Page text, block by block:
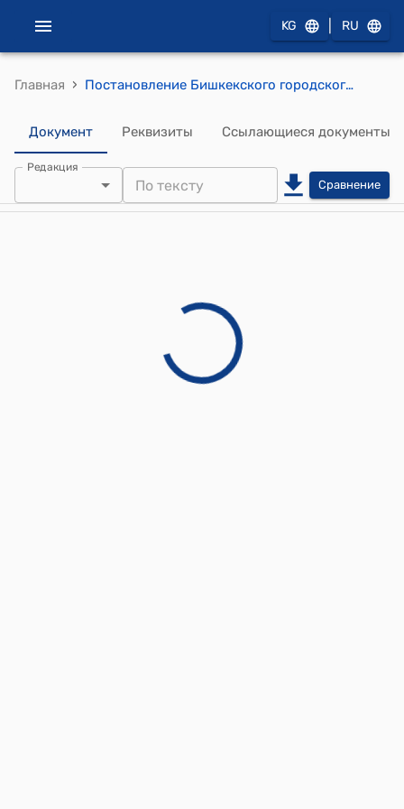
KG RU
Главная › Постановление Бишкекского городского кенеша от 27 марта 2025 года № 17 "О внесении изменений и дополнений в приложение постановления Бишкекского городского кенеша "Об утверждении составов постоянных комиссий Бишкекского городского кенеша XXIX созыва" от 23 декабря 2024 года № 6"
Документ Реквизиты Ссылающиеся документы
Редакция
Сравнение